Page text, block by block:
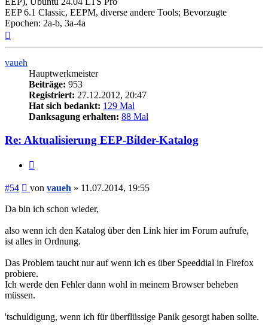
EEP 6.1 Classic, EEPM, diverse andere Tools; Bevorzugte
Epochen: 2a-b, 3a-4a
vaueh
Hauptwerkmeister
Beiträge: 953
Registriert: 27.12.2012, 20:47
Hat sich bedankt: 129 Mal
Danksagung erhalten: 88 Mal
Re: Aktualisierung EEP-Bilder-Katalog
#54 Beitrag
von vaueh » 11.07.2014, 19:55
Da bin ich schon wieder,
also wenn ich den Katalog über den Link hier im Forum aufrufe,
ist alles in Ordnung.
Das Problem taucht nur auf wenn ich es über Speeddial in Firefox
probiere.
Ich werde den Fehler dann wohl in meinem Browser beheben
müssen.
'tschuldigung, wenn ich für überflüssige Panik gesorgt haben sollte.